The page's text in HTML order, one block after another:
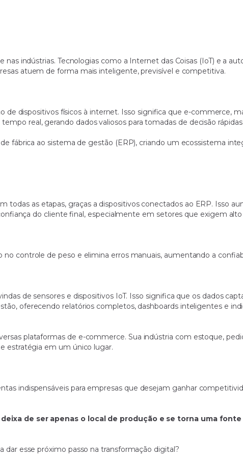
indústrias. Tecnologias como a Internet das Coisas (IoT) e a
atuem de forma mais inteligente, previsível e competitiva.
de dispositivos físicos à internet. Isso significa que e-commerce,
real, gerando dados valiosos para tomadas de decisão rápidas
fábrica ao sistema de gestão (ERP), criando um ecossistema
todas as etapas, graças a dispositivos conectados ao ERP. Isso
do cliente final, especialmente em setores que exigem
controle de peso e elimina erros manuais, aumentando a
de sensores e dispositivos IoT. Isso significa que os dados
oferecendo relatórios completos, dashboards inteligentes e
plataformas de e-commerce. Sua indústria com estoque,
estratégia em um único lugar.
indispensáveis para empresas que desejam ganhar
de ser apenas o local de produção e se torna uma
dar esse próximo passo na transformação digital?